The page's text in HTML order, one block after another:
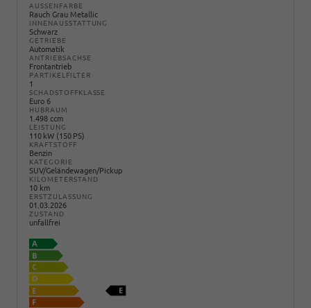
AUSSENFARBE
Rauch Grau Metallic
INNENAUSSTATTUNG
Schwarz
GETRIEBE
Automatik
ANTRIEBSACHSE
Frontantrieb
PARTIKELFILTER
1
SCHADSTOFFKLASSE
Euro 6
HUBRAUM
1.498 ccm
LEISTUNG
110 kW (150 PS)
KRAFTSTOFF
Benzin
KATEGORIE
SUV/Geländewagen/Pickup
KILOMETERSTAND
10 km
ERSTZULASSUNG
01.03.2026
ZUSTAND
unfallfrei